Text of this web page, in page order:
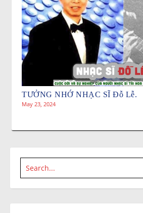
TƯỞNG NHỚ NHẠC SĨ Đỗ Lễ.
May 23, 2024